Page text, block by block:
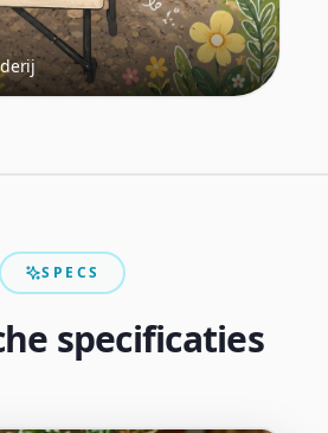
SPECS
specificaties